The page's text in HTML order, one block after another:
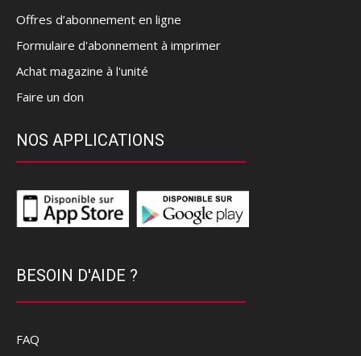
Offres d’abonnement en ligne
Formulaire d'abonnement à imprimer
Achat magazine à l'unité
Faire un don
NOS APPLICATIONS
BESOIN D'AIDE ?
FAQ